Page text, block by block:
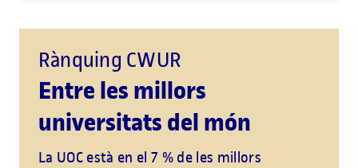
Rànquing CWUR
Entre les millors
universitats del món
La UOC està en el 7 % de les millors